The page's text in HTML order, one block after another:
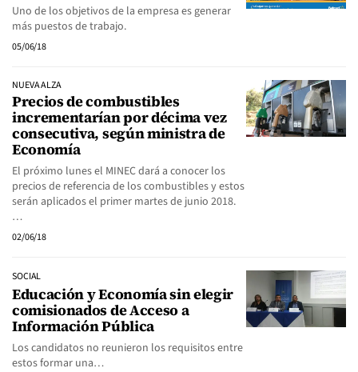
Uno de los objetivos de la empresa es generar
más puestos de trabajo.
05/06/18
NUEVA ALZA
Precios de combustibles
incrementarían por décima vez
consecutiva, según ministra de
Economía
El próximo lunes el MINEC dará a conocer los
precios de referencia de los combustibles y estos
serán aplicados el primer martes de junio 2018.
…
02/06/18
SOCIAL
Educación y Economía sin elegir
comisionados de Acceso a
Información Pública
Los candidatos no reunieron los requisitos entre
estos formar una…